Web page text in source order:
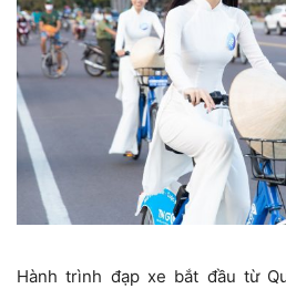
Hành trình đạp xe bắt đầu từ